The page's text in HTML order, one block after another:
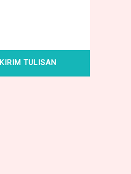
KIRIM TULISAN